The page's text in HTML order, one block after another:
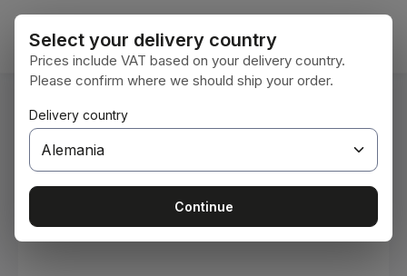
Saltar al contenido principal
Estás aquí: Inicio
Select your delivery country
Prices include VAT based on your delivery country.
Please confirm where we should ship your order.
Delivery country
Continue